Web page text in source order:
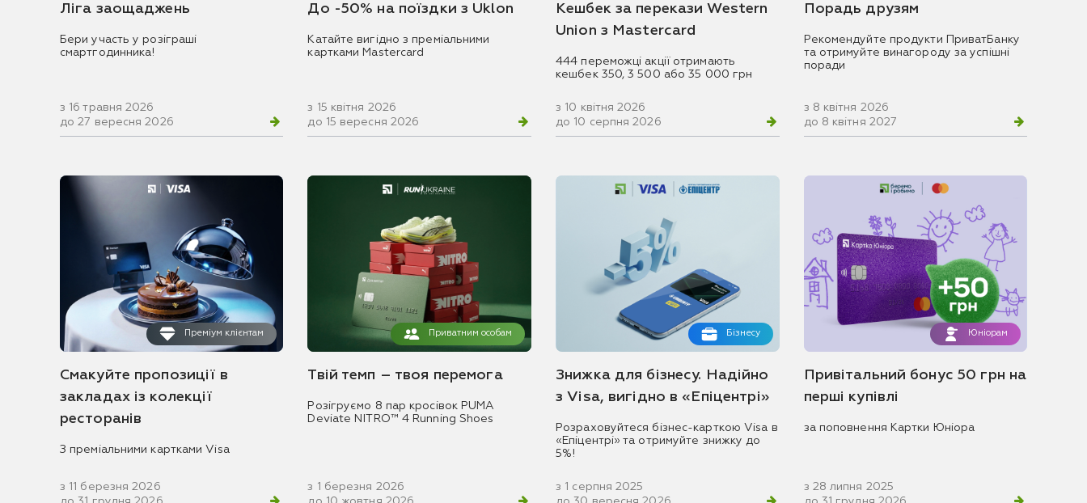
Ліга заощаджень
Бери участь у розіграші
смартгодинника!
з 16 травня 2026
до 27 вересня 2026
До -50% на поїздки з Uklon
Катайте вигідно з преміальними
картками Mastercard
з 15 квітня 2026
до 15 вересня 2026
Кешбек за перекази Western
Union з Mastercard
444 переможці акції отримають
кешбек 350, 3 500 або 35 000 грн
з 10 квітня 2026
до 10 серпня 2026
Порадь друзям
Рекомендуйте продукти ПриватБанку
та отримуйте винагороду за успішні
поради
з 8 квітня 2026
до 8 квітня 2027
Преміум клієнтам
Смакуйте пропозиції в
закладах із колекції
ресторанів
З преміальними картками Visa
з 11 березня 2026
Приватним особам
Твій темп – твоя перемога
Розігруємо 8 пар кросівок PUMA
Deviate NITRO™ 4 Running Shoes
з 1 березня 2026
Бізнесу
Знижка для бізнесу. Надійно
з Visa, вигідно в «Епіцентрі»
Розраховуйтеся бізнес-карткою Visa в
«Епіцентрі» та отримуйте знижку до
5%!
з 1 серпня 2025
Юніорам
Привітальний бонус 50 грн на
перші купівлі
за поповнення Картки Юніора
з 28 липня 2025